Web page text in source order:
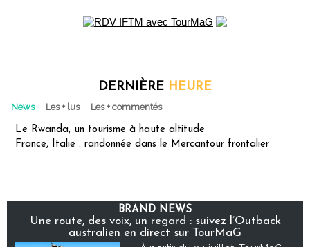
DERNIÈRE HEURE
News Les + lus Les + commentés
Le Rwanda, un tourisme à haute altitude
France, Italie : randonnée dans le Mercantour frontalier
BRAND NEWS
Une route, des voix, un regard : suivez l’Outback
australien en direct sur TourMaG